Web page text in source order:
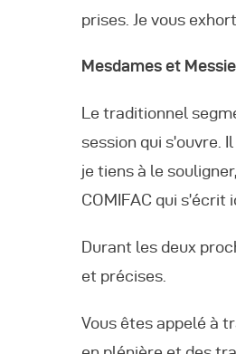
prises. Je vous
Mesdames et
Le traditionnel
session qui s’ouvre.
je tiens à le
COMIFAC qui
Durant les deux
et précises.
Vous êtes appelé à